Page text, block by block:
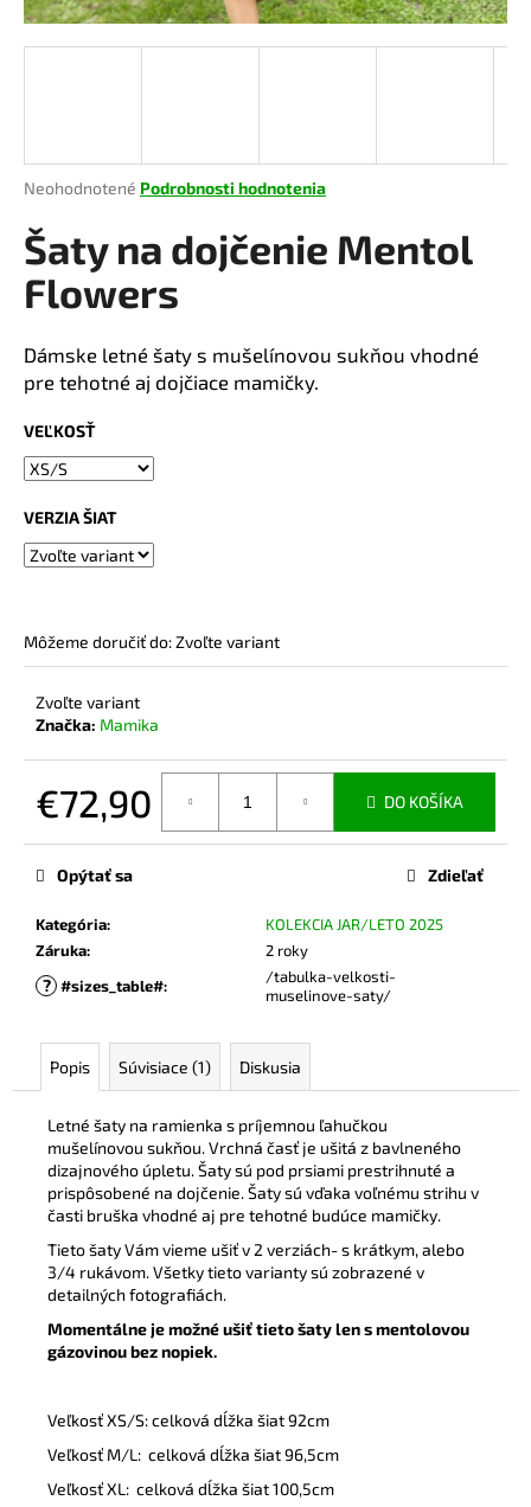
Priemerné
produktu
je
0,0
z
hviezdičiek.
Neohodnotené Podrobnosti hodnotenia
Šaty na dojčenie Mentol
Flowers
Dámske letné šaty s mušelínovou sukňou vhodné
pre tehotné aj dojčiace mamičky.
VEĽKOSŤ
VERZIA ŠIAT
Môžeme doručiť do:Zvoľte variant
Zvoľte variant
Značka: Mamika
€72,90 DO KOŠÍKA
Kategória:
KOLEKCIA JAR/LETO 2025
Záruka: 2 roky
? #sizes_table#:
/tabulka-velkosti-
muselinove-saty/
Opýtať sa Zdieľať
Popis Súvisiace (1) Diskusia
Letné šaty na ramienka s príjemnou ľahučkou
mušelínovou sukňou. Vrchná časť je ušitá z bavlneného
dizajnového úpletu. Šaty sú pod prsiami prestrihnuté a
prispôsobené na dojčenie. Šaty sú vďaka voľnému strihu v
časti bruška vhodné aj pre tehotné budúce mamičky.
Tieto šaty Vám vieme ušiť v 2 verziách- s krátkym, alebo
3/4 rukávom. Všetky tieto varianty sú zobrazené v
detailných fotografiách.
Momentálne je možné ušiť tieto šaty len s mentolovou
gázovinou bez nopiek.
Veľkosť XS/S: celková dĺžka šiat 92cm
Veľkosť M/L: celková dĺžka šiat 96,5cm
Veľkosť XL: celková dĺžka šiat 100,5cm
á
O
p
o
r
ú
č
a
TRIČKO
NA
LATTE
€44,90